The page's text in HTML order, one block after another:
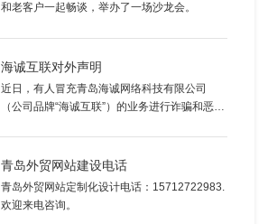
和老客户一起畅谈，举办了一场沙龙会。
海诚互联对外声明
近日，有人冒充青岛海诚网络科技有限公司
（公司品牌“海诚互联”）的业务进行诈骗和恶意
青岛外贸网站建设电话
青岛外贸网站定制化设计电话：15712722983.
欢迎来电咨询。